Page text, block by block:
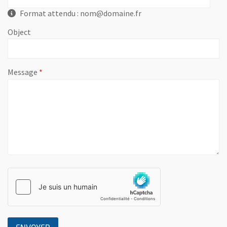
Format attendu : nom@domaine.fr
Object
Message , champ obligatoire